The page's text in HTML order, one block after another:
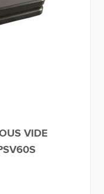
VIDE